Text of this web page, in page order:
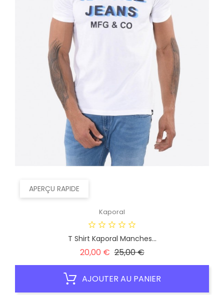
APERÇU RAPIDE
Kaporal
T Shirt Kaporal Manches...
20,00 € Prix
25,00 €Prix
AJOUTER AU PANIER